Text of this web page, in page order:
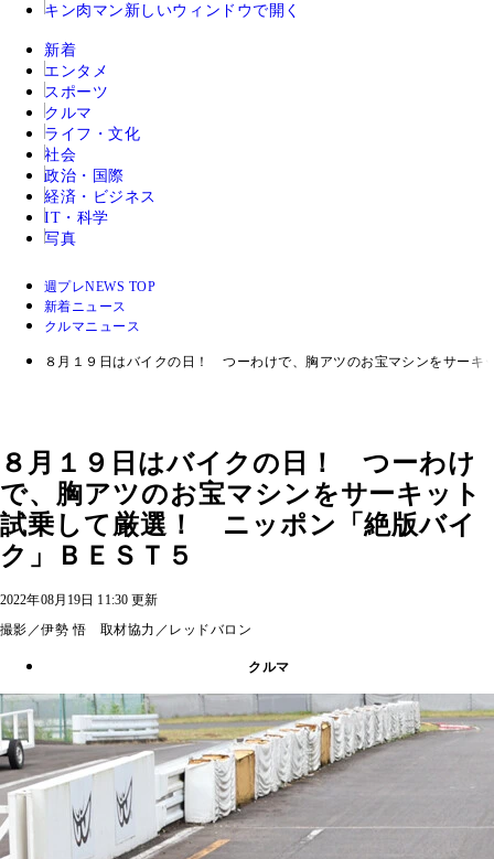
キン肉マン 新しいウィンドウで開く
新着
エンタメ
スポーツ
クルマ
ライフ・文化
社会
政治・国際
経済・ビジネス
IT・科学
写真
週プレNEWS TOP
新着ニュース
クルマニュース
８月１９日はバイクの日！ つーわけで、胸アツのお宝マシンをサー
８月１９日はバイクの日！ つーわけ
で、胸アツのお宝マシンをサーキット
試乗して厳選！ ニッポン「絶版バイ
ク」ＢＥＳＴ５
2022年08月19日 11:30 更新
撮影／伊勢 悟 取材協力／レッドバロン
クルマ